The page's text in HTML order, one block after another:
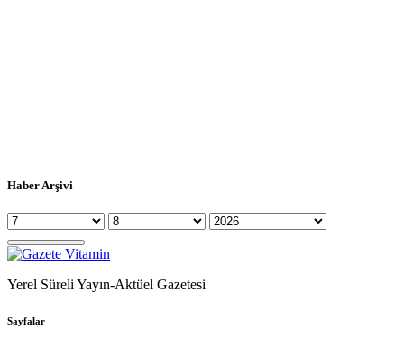
Haber Arşivi
Yerel Süreli Yayın-Aktüel Gazetesi
Sayfalar